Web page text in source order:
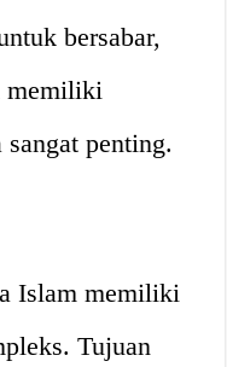
bersabar,
memiliki
penting.
Islam memiliki
Tujuan